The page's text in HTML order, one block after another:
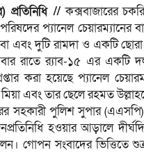
প্রতিনিধি // কক্সবাজারের
প্যানেল চেয়ারম্যানের
এবং দুটি রামদা ও একটি ছোরা
রাতে র‌্যাব-১৫ এর একটি
করা হয়েছে প্যানেল
এবং তার ছেলে রহমত
সহকারী পুলিশ সুপার (এএসপি)
হওয়ার আড়ালে
গোপন সংবাদের ভিত্তিতে